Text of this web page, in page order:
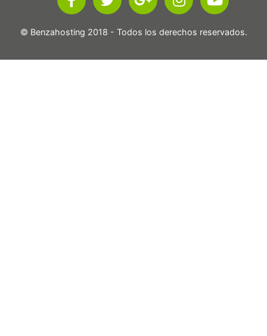
© Benzahosting 2018 - Todos los derechos reservados.